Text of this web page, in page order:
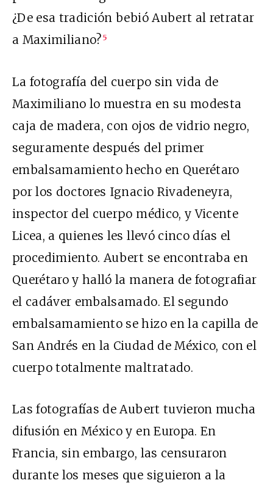
¿De esa tradición bebió Aubert al retratar
a Maximiliano? 5
La fotografía del cuerpo sin vida de
Maximiliano lo muestra en su modesta
caja de madera, con ojos de vidrio negro,
seguramente después del primer
embalsamamiento hecho en Querétaro
por los doctores Ignacio Rivadeneyra,
inspector del cuerpo médico, y Vicente
Licea, a quienes les llevó cinco días el
procedimiento. Aubert se encontraba en
Querétaro y halló la manera de fotografiar
el cadáver embalsamado. El segundo
embalsamamiento se hizo en la capilla de
San Andrés en la Ciudad de México, con el
cuerpo totalmente maltratado.
Las fotografías de Aubert tuvieron mucha
difusión en México y en Europa. En
Francia, sin embargo, las censuraron
durante los meses que siguieron a la